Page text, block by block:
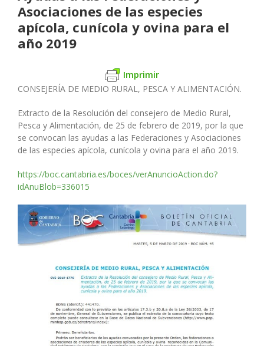
Asociaciones de las especies
apícola, cunícola y ovina para el
año 2019
Imprimir
CONSEJERÍA DE MEDIO RURAL, PESCA Y ALIMENTACIÓN.
Extracto de la Resolución del consejero de Medio Rural,
Pesca y Alimentación, de 25 de febrero de 2019, por la que
se convocan las ayudas a las Federaciones y Asociaciones
de las especies apícola, cunícola y ovina para el año 2019.
https://boc.cantabria.es/boces/verAnuncioAction.do?
idAnuBlob=336015